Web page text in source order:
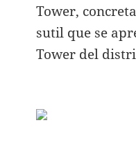
Tower,
sutil que se
Tower del